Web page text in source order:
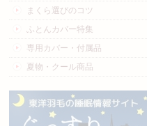
まくら選びのコツ
ふとんカバー特集
専用カバー・付属品
夏物・クール商品